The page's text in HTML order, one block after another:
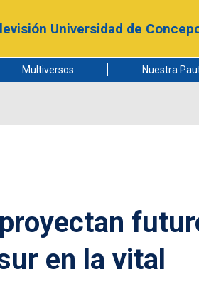
Universidad de
Multiversos Nuestra
en la vital